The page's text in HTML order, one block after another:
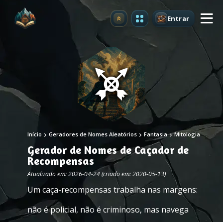
Atualizar Entrar
Início Geradores de Nomes Aleatórios Fantasia Mitologia
Gerador de Nomes de Caçador de
Recompensas
Atualizado em: 2026-04-24 (criado em: 2020-05-13)
Um caça-recompensas trabalha nas margens:
não é policial, não é criminoso, mas navega